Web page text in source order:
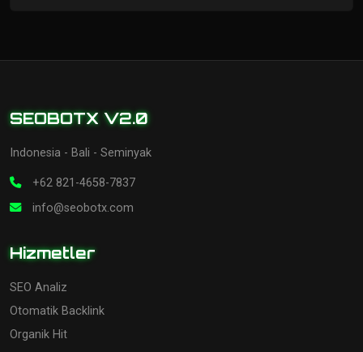
SEOBOTX V2.0
Indonesia - Bali - Seminyak
+62 821-4658-7837
info@seobotx.com
Hizmetler
SEO Analiz
Otomatik Backlink
Organik Hit